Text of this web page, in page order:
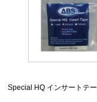
Special HQ インサートテ